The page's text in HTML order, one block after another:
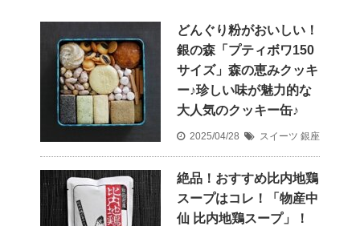
どんぐり粉がおいしい！
銀の森「プティボワ150
サイズ」森の恵みクッキ
ー♪珍しい味が魅力的な
大人気のクッキー缶♪
2025/04/28 スイーツ 銀座
絶品！おすすめ比内地鶏
スープはコレ！「物産中
仙 比内地鶏スープ」！